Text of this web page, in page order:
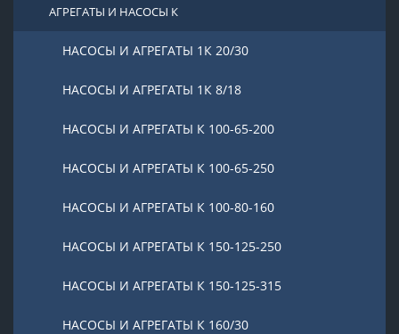
АГРЕГАТЫ И НАСОСЫ К
НАСОСЫ И АГРЕГАТЫ 1К 20/30
НАСОСЫ И АГРЕГАТЫ 1К 8/18
НАСОСЫ И АГРЕГАТЫ К 100-65-200
НАСОСЫ И АГРЕГАТЫ К 100-65-250
НАСОСЫ И АГРЕГАТЫ К 100-80-160
НАСОСЫ И АГРЕГАТЫ К 150-125-250
НАСОСЫ И АГРЕГАТЫ К 150-125-315
НАСОСЫ И АГРЕГАТЫ К 160/30